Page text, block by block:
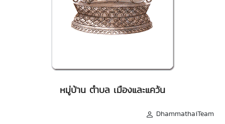
หมู่บ้าน ตำบล เมืองและแคว้น
DhammathaiTeam